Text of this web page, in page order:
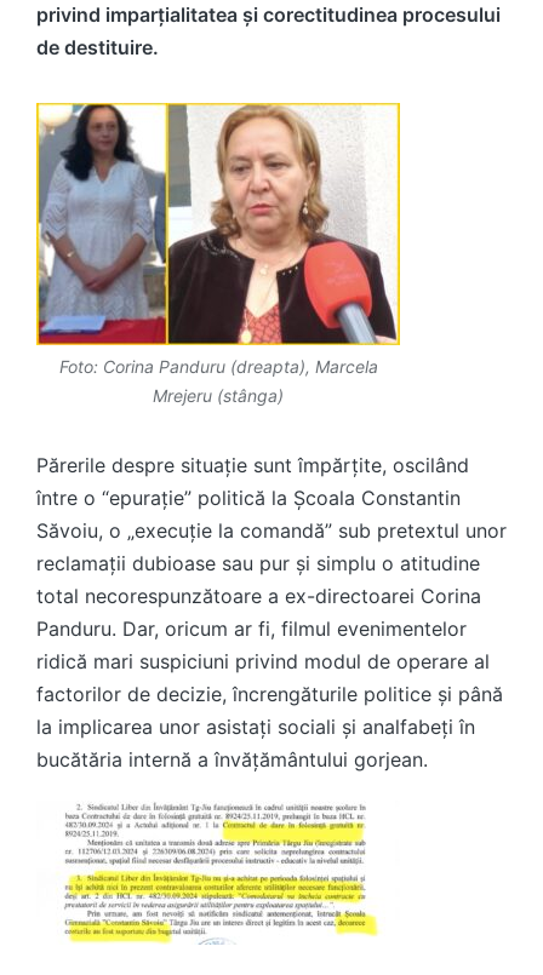
privind imparțialitatea și corectitudinea procesului
de destituire.
Foto: Corina Panduru (dreapta), Marcela
Mrejeru (stânga)
Părerile despre situație sunt împărțite, oscilând
între o “epurație” politică la Școala Constantin
Săvoiu, o „execuție la comandă” sub pretextul unor
reclamații dubioase sau pur și simplu o atitudine
total necorespunzătoare a ex-directoarei Corina
Panduru. Dar, oricum ar fi, filmul evenimentelor
ridică mari suspiciuni privind modul de operare al
factorilor de decizie, încrengăturile politice și până
la implicarea unor asistați sociali și analfabeți în
bucătăria internă a învățământului gorjean.